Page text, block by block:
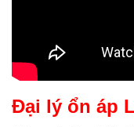
Đại lý ổn áp